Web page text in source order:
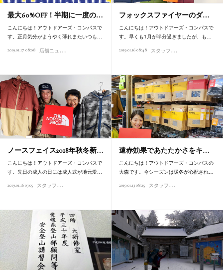
最大60%OFF！半期に一度の…
こんにちは！アウトドアーズ・コンパスで
す。正月気分がようやく薄れまたいつも…
2019.01.17 08:08 店
舗ニュース
フォックスファイヤーのダ…
こんにちは！アウトドアーズ・コンパスで
す。早くも1月が半分過ぎましたが、も…
2019.01.16 08:48 ス
タッフオススメ商品
ノースフェイス2018年秋冬新…
こんにちは！アウトドアーズ・コンパスで
す。先日の成人の日には成人式が地元愛…
2019.01.16 03:05 ス
タッフオススメ商品
遠赤効果であたたかさをキ…
こんにちは！アウトドアーズ・コンパスの
大森です。今シーズンは暖冬が心配され…
2019.01.13 08:25 ス
タッフオススメ商品